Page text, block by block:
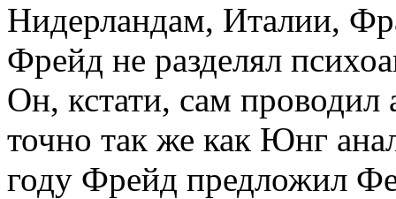
Нидерландам, Италии,
Фрейд не разделял
Он, кстати, сам
точно так же как Юнг
году Фрейд предложил